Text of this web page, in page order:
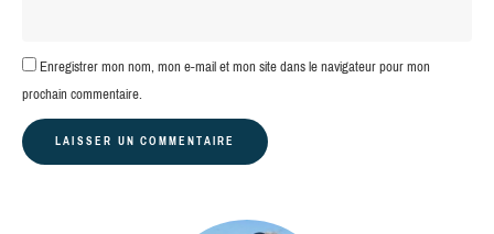
Enregistrer mon nom, mon e-mail et mon site dans le navigateur pour mon
prochain commentaire.